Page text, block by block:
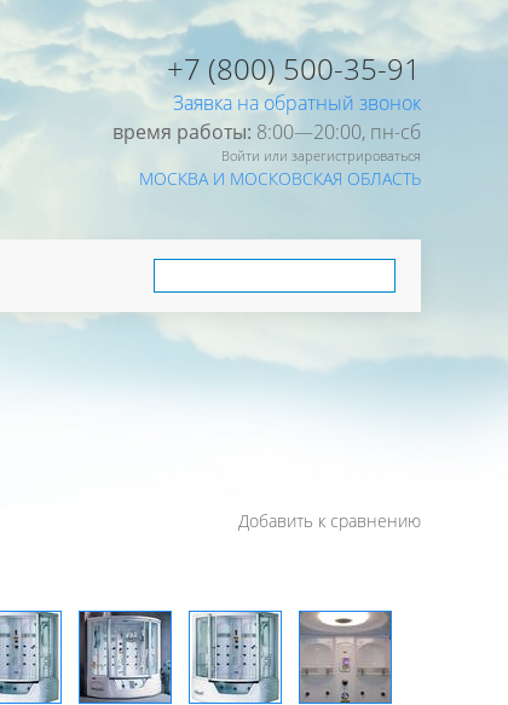
+7 (800) 500-35-91
Заявка на обратный звонок
время работы: 8:00—20:00, пн-cб
Войти или зарегистрироваться
МОСКВА И МОСКОВСКАЯ ОБЛАСТЬ
Добавить к сравнению